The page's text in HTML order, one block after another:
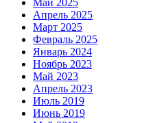
Апрель 2025
Март 2025
Февраль 2025
Январь 2024
Ноябрь 2023
Май 2023
Апрель 2023
Июль 2019
Июнь 2019